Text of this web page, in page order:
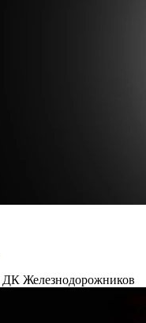
ДК Железнодорожников